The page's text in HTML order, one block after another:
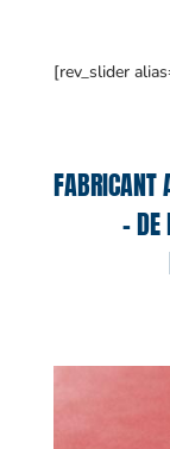
[rev_slider
FABRICANT
–